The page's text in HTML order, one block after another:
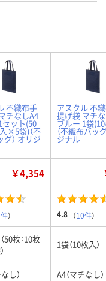
不織布手
チなしA4
セット(50
×5袋)（不
） オリジ
アスクル 不
提げ袋 マチ
ブルー 1袋
（不織布バッ
ジナル
￥4,354
） 4.8 （10件）
50枚：10枚
1袋（10枚入）
し） A4（マチなし）